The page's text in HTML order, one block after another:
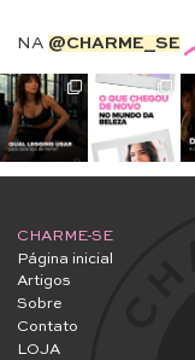
NA @CHARME_SE
CHARME-SE
Página inicial
Artigos
Sobre
Contato
LOJA